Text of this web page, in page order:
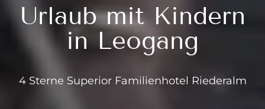
Urlaub mit Kindern
in Leogang
4 Sterne Superior Familienhotel Riederalm